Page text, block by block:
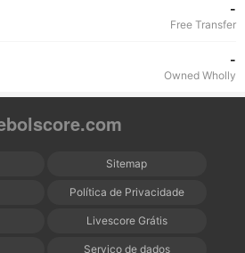
-
Free Transfer
-
Owned Wholly
Sitemap
Política de Privacidade
Livescore Grátis
Serviço de dados